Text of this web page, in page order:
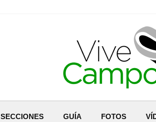
SECCIONES GUÍA FOTOS